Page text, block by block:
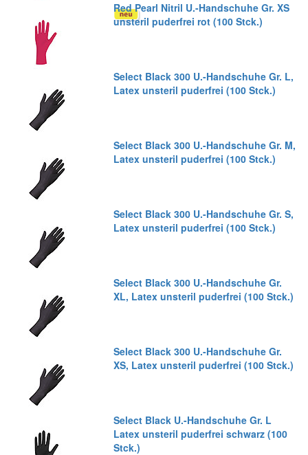
Red Pearl Nitril U.-Handschuhe Gr. XS
unsteril puderfrei rot (100 Stck.)
Select Black 300 U.-Handschuhe Gr. L,
Latex unsteril puderfrei (100 Stck.)
Select Black 300 U.-Handschuhe Gr. M,
Latex unsteril puderfrei (100 Stck.)
Select Black 300 U.-Handschuhe Gr. S,
Latex unsteril puderfrei (100 Stck.)
Select Black 300 U.-Handschuhe Gr.
XL, Latex unsteril puderfrei (100 Stck.)
Select Black 300 U.-Handschuhe Gr.
XS, Latex unsteril puderfrei (100 Stck.)
Select Black U.-Handschuhe Gr. L
Latex unsteril puderfrei schwarz (100
Stck.)